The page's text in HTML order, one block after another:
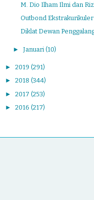
M. Dio Ilham Ilmi dan
Outbond Ekstrakurikuler
Diklat Dewan
► Januari (10)
► 2019 (291)
► 2018 (344)
► 2017 (253)
► 2016 (217)